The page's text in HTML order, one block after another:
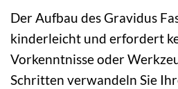
Der Aufbau des Gravidus
kinderleicht und erfordert
Vorkenntnisse oder
Schritten verwandeln Sie